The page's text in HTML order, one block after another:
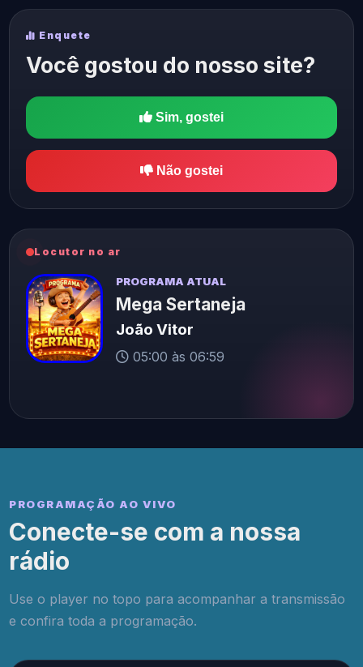
Enquete
Você gostou do nosso site?
Sim, gostei
Não gostei
Locutor no ar
PROGRAMA ATUAL
Mega Sertaneja
João Vitor
05:00 às 06:59
PROGRAMAÇÃO AO VIVO
Conecte-se com a nossa
rádio
Use o player no topo para acompanhar a transmissão
e confira toda a programação.